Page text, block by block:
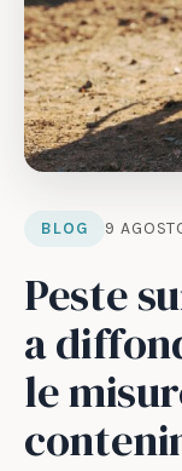
BLOG 9
Peste
a
le